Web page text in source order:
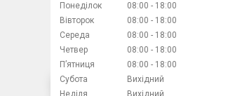
Понеділок 08:00
18:00
Вівторок
08:00
18:00
Середа
08:00
18:00
Четвер
08:00
18:00
Пʼятниця
08:00
18:00
Субота
Вихідний
Неділя
Вихідний